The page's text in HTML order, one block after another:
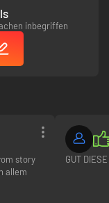
inbegriffen
story
allem
GUT DIESE